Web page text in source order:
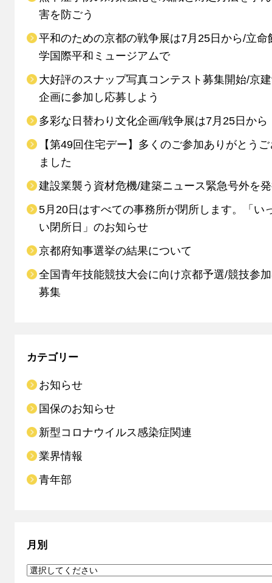
害を防ごう
平和のための京都の戦争展は7月25日から/立命
学国際平和ミュージアムで
大好評のスナップ写真コンテスト募集開始/京
企画に参加し応募しよう
多彩な日替わり文化企画/戦争展は7月25日から
【第49回住宅デー】多くのご参加ありがとう
ました
建設業襲う資材危機/建築ニュース緊急号外を
5月20日はすべての事務所が閉所します。「い
い閉所日」のお知らせ
京都府知事選挙の結果について
全国青年技能競技大会に向け京都予選/競技参
募集
カテゴリー
お知らせ
国保のお知らせ
新型コロナウイルス感染症関連
業界情報
青年部
月別